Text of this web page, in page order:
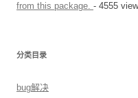
from this package. - 4555
分类目录
bug解决